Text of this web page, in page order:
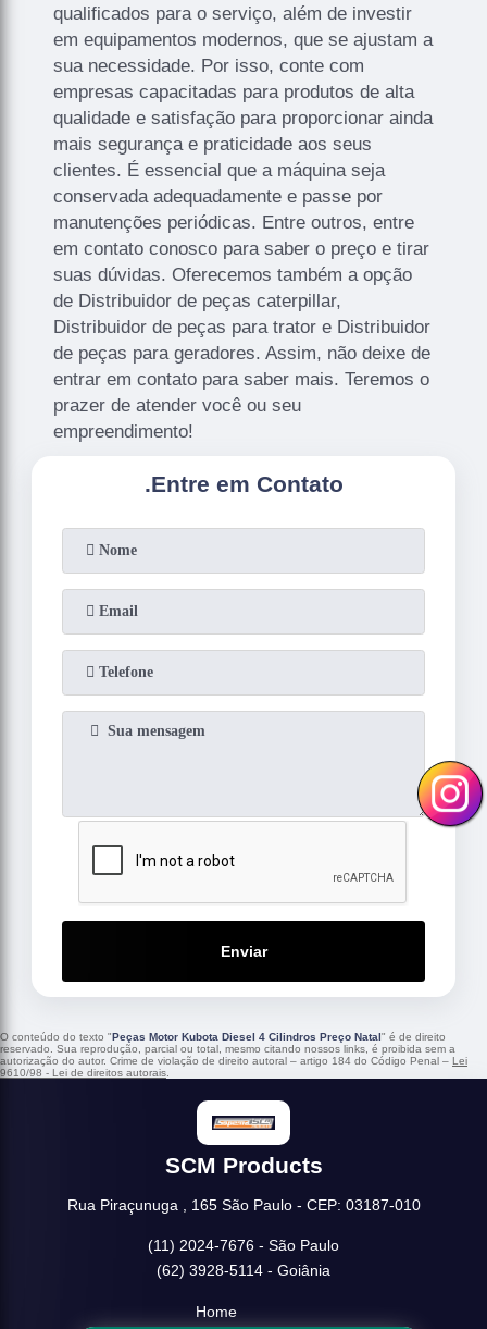
qualificados para o serviço, além de investir
em equipamentos modernos, que se ajustam a
sua necessidade. Por isso, conte com
empresas capacitadas para produtos de alta
qualidade e satisfação para proporcionar ainda
mais segurança e praticidade aos seus
clientes. É essencial que a máquina seja
conservada adequadamente e passe por
manutenções periódicas. Entre outros, entre
em contato conosco para saber o preço e tirar
suas dúvidas. Oferecemos também a opção
de Distribuidor de peças caterpillar,
Distribuidor de peças para trator e Distribuidor
de peças para geradores. Assim, não deixe de
entrar em contato para saber mais. Teremos o
prazer de atender você ou seu
empreendimento!
.Entre em Contato
Enviar
O conteúdo do texto "Peças Motor Kubota Diesel 4 Cilindros Preço Natal" é de direito
reservado. Sua reprodução, parcial ou total, mesmo citando nossos links, é proibida sem a
autorização do autor. Crime de violação de direito autoral – artigo 184 do Código Penal – Lei
9610/98 - Lei de direitos autorais.
SCM Products
Rua Piraçunuga , 165 São Paulo - CEP: 03187-010
(11) 2024-7676 - São Paulo
(62) 3928-5114 - Goiânia
Home